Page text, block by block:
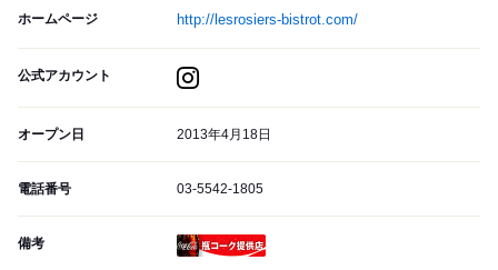
ホームページ http://lesrosiers-bistrot.com/
公式アカウント
オープン日 2013年4月18日
電話番号 03-5542-1805
備考